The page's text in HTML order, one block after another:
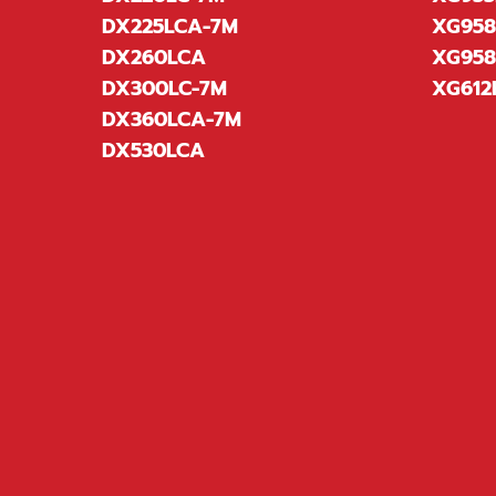
DX225LCA-7M
DX260LCA
DX300LC-7M
DX360LCA-7M
DX530LCA